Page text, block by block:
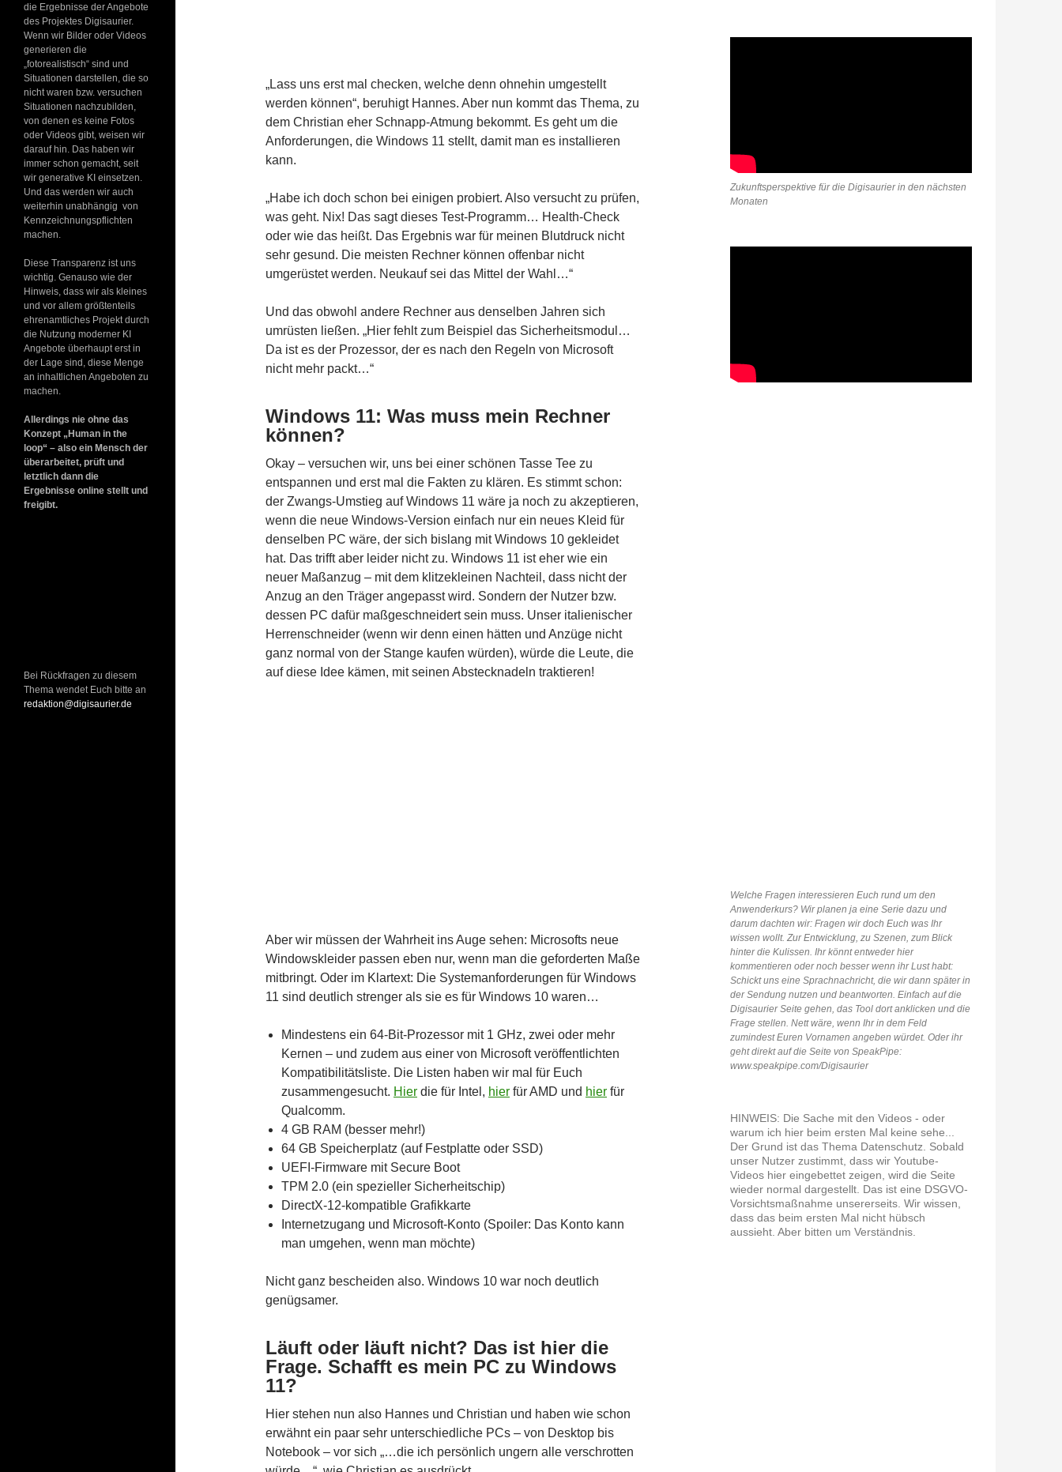
„Lass uns erst mal checken, welche denn ohnehin umgestellt
werden können“, beruhigt Hannes. Aber nun kommt das Thema, zu
dem Christian eher Schnapp-Atmung bekommt. Es geht um die
Anforderungen, die Windows 11 stellt, damit man es installieren
kann.
„Habe ich doch schon bei einigen probiert. Also versucht zu prüfen,
was geht. Nix! Das sagt dieses Test-Programm… Health-Check
oder wie das heißt. Das Ergebnis war für meinen Blutdruck nicht
sehr gesund. Die meisten Rechner können offenbar nicht
umgerüstet werden. Neukauf sei das Mittel der Wahl…“
Und das obwohl andere Rechner aus denselben Jahren sich
umrüsten ließen. „Hier fehlt zum Beispiel das Sicherheitsmodul…
Da ist es der Prozessor, der es nach den Regeln von Microsoft
nicht mehr packt…“
Windows 11: Was muss mein Rechner
können?
Okay – versuchen wir, uns bei einer schönen Tasse Tee zu
entspannen und erst mal die Fakten zu klären. Es stimmt schon:
der Zwangs-Umstieg auf Windows 11 wäre ja noch zu akzeptieren,
wenn die neue Windows-Version einfach nur ein neues Kleid für
denselben PC wäre, der sich bislang mit Windows 10 gekleidet
hat. Das trifft aber leider nicht zu. Windows 11 ist eher wie ein
neuer Maßanzug – mit dem klitzekleinen Nachteil, dass nicht der
Anzug an den Träger angepasst wird. Sondern der Nutzer bzw.
dessen PC dafür maßgeschneidert sein muss. Unser italienischer
Herrenschneider (wenn wir denn einen hätten und Anzüge nicht
ganz normal von der Stange kaufen würden), würde die Leute, die
auf diese Idee kämen, mit seinen Abstecknadeln traktieren!
Aber wir müssen der Wahrheit ins Auge sehen: Microsofts neue
Windowskleider passen eben nur, wenn man die geforderten Maße
mitbringt. Oder im Klartext: Die Systemanforderungen für Windows
11 sind deutlich strenger als sie es für Windows 10 waren…
Mindestens ein 64-Bit-Prozessor mit 1 GHz, zwei oder mehr
Kernen – und zudem aus einer von Microsoft veröffentlichten
Kompatibilitätsliste. Die Listen haben wir mal für Euch
zusammengesucht. Hier die für Intel, hier für AMD und hier für
Qualcomm.
4 GB RAM (besser mehr!)
64 GB Speicherplatz (auf Festplatte oder SSD)
UEFI-Firmware mit Secure Boot
TPM 2.0 (ein spezieller Sicherheitschip)
DirectX-12-kompatible Grafikkarte
Internetzugang und Microsoft-Konto (Spoiler: Das Konto kann
man umgehen, wenn man möchte)
Nicht ganz bescheiden also. Windows 10 war noch deutlich
genügsamer.
Läuft oder läuft nicht? Das ist hier die
Frage. Schafft es mein PC zu Windows
11?
Hier stehen nun also Hannes und Christian und haben wie schon
erwähnt ein paar sehr unterschiedliche PCs – von Desktop bis
Notebook – vor sich „…die ich persönlich ungern alle verschrotten
Zukunftsperspektive für die Digisaurier in den nächsten
Monaten
Welche Fragen interessieren Euch rund um den
Anwenderkurs? Wir planen ja eine Serie dazu und
darum dachten wir: Fragen wir doch Euch was Ihr
wissen wollt. Zur Entwicklung, zu Szenen, zum Blick
hinter die Kulissen. Ihr könnt entweder hier
kommentieren oder noch besser wenn ihr Lust habt:
Schickt uns eine Sprachnachricht, die wir dann später in
der Sendung nutzen und beantworten. Einfach auf die
Digisaurier Seite gehen, das Tool dort anklicken und die
Frage stellen. Nett wäre, wenn Ihr in dem Feld
zumindest Euren Vornamen angeben würdet. Oder ihr
geht direkt auf die Seite von SpeakPipe:
www.speakpipe.com/Digisaurier
HINWEIS: Die Sache mit den Videos - oder
warum ich hier beim ersten Mal keine sehe...
Der Grund ist das Thema Datenschutz. Sobald
unser Nutzer zustimmt, dass wir Youtube-
Videos hier eingebettet zeigen, wird die Seite
wieder normal dargestellt. Das ist eine DSGVO-
Vorsichtsmaßnahme unsererseits. Wir wissen,
dass das beim ersten Mal nicht hübsch
aussieht. Aber bitten um Verständnis.
die Ergebnisse der Angebote
des Projektes Digisaurier.
Wenn wir Bilder oder Videos
generieren die
„fotorealistisch“ sind und
Situationen darstellen, die so
nicht waren bzw. versuchen
Situationen nachzubilden,
von denen es keine Fotos
oder Videos gibt, weisen wir
darauf hin. Das haben wir
immer schon gemacht, seit
wir generative KI einsetzen.
Und das werden wir auch
weiterhin unabhängig von
Kennzeichnungspflichten
machen.
Diese Transparenz ist uns
wichtig. Genauso wie der
Hinweis, dass wir als kleines
und vor allem größtenteils
ehrenamtliches Projekt durch
die Nutzung moderner KI
Angebote überhaupt erst in
der Lage sind, diese Menge
an inhaltlichen Angeboten zu
machen.
Allerdings nie ohne das
Konzept „Human in the
loop“ – also ein Mensch der
überarbeitet, prüft und
letztlich dann die
Ergebnisse online stellt und
freigibt.
Bei Rückfragen zu diesem
Thema wendet Euch bitte an
redaktion@digisaurier.de